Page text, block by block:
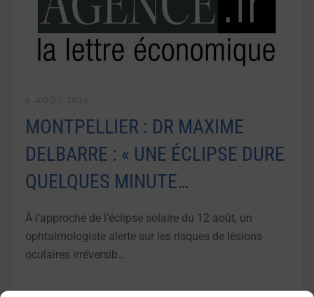
MONTPELLIER : DR MAXIME
DELBARRE : « UNE ÉCLIPSE DURE
QUELQUES MINUTE…
À l’approche de l’éclipse solaire du 12 août, un
ophtalmologiste alerte sur les risques de lésions
oculaires irréversib…